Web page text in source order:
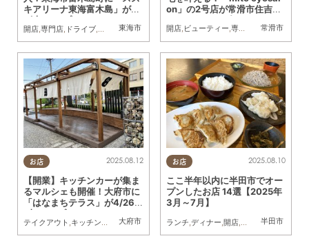
東海市
キアリーナ東海富木島」が8/
7(木)オープン
開店 専門店 ドライブ まちネタ 常滑市
on」の2号店が常滑市住吉町
に8/1(金)オープン
開店, ビューティー,専門店 まちネタ
お店
大府市
2025.08.12
【開業】キッチンカーが集ま
るマルシェも開催！大府市に
「はなまちテラス」が4/26
(土)オープン
テイクアウト キッチンカー 開店,まちネタ ,家族,KURUTOHP
お店
半田市
2025.08.10
ここ半年以内に半田市でオー
プンしたお店 14選【2025年
3月～7月】
ランチ ディナー 開店, リニューアル